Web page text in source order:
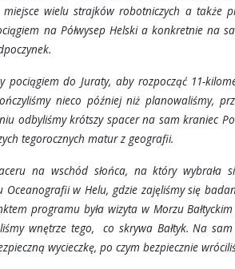
wielu strajków robotniczych a także
na Półwysep Helski a konkretnie na
pociągiem do Juraty, aby rozpocząć 11-
nieco później niż planowaliśmy,
odbyliśmy krótszy spacer na sam kraniec
tegorocznych matur z geografii.
na wschód słońca, na który wybrała
Oceanografii w Helu, gdzie zajęliśmy się
programu była wizyta w Morzu
wnętrze tego, co skrywa Bałtyk. Na
wycieczkę, po czym bezpiecznie